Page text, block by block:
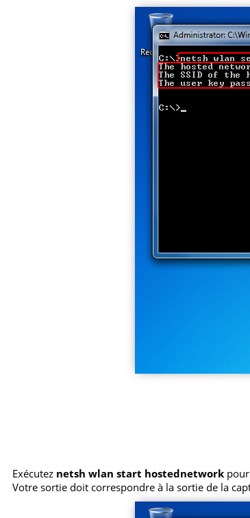
Exécutez netsh wlan start hostednetwork
Votre sortie doit correspondre à la sortie de la